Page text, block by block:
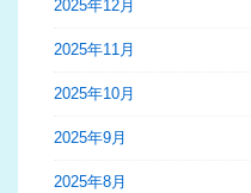
2025年12月
2025年11月
2025年10月
2025年9月
2025年8月